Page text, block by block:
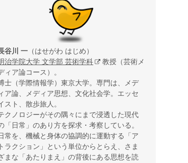
谷川 一 （はせがわ はじめ）
治学院大学 文学部 芸術学科
教授（芸術メ
ィア論コース）。
士（学際情報学）東京大学。専門は、メデ
ア論、メディア思想、文化社会学。エッセ
スト、散歩旅人。
クノロジーがその隅々にまで浸透した現代
「日常」のあり方を探求・考察している。
常を、機械と身体の協調的に運動する「ア
トラクション」という単位からとらえ、さま
まな「あたりまえ」の背後にある思想を読